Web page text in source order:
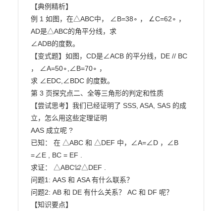
【典例精析】
例 1 如图，在△ABC中， ∠B=38∘ ， ∠C=62∘ ，
AD是△ABC的角平分线，求
∠ADB的度数。
【变式题】如图，CD是∠ACB 的平分线，DE // BC
， ∠A=50∘,∠B=70∘ ，
求 ∠EDC,∠BDC 的度数。
第 3 页探究点二、全等三角形的判定和性质
【尝试思考】我们已经证明了 SSS, ASA, SAS 的成
立，怎么用这些定理证明
AAS 成立呢 ?
已知： 在 △ABC 和 △DEF 中，∠A=∠D ，∠B
=∠E , BC = EF .
求证： △ABC≌△DEF .
问题1: AAS 和 ASA 有什么联系？
问题2: AB 和 DE 有什么关系？ AC 和 DF 呢？
【知识要点】